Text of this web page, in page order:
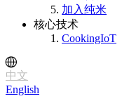
加入纯米
核心技术
CookingIoT
中文
English